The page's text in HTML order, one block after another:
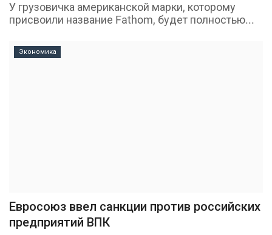
У грузовичка американской марки, которому
присвоили название Fathom, будет полностью...
Экономика
Евросоюз ввел санкции против российских
предприятий ВПК